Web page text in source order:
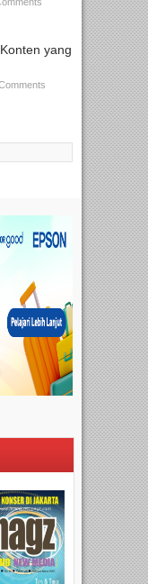
yang